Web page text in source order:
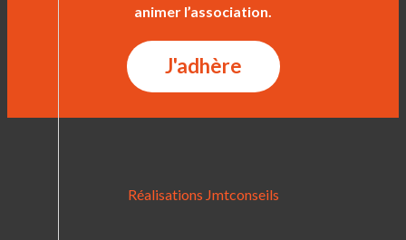
animer l’association.
J'adhère
Réalisations Jmtconseils